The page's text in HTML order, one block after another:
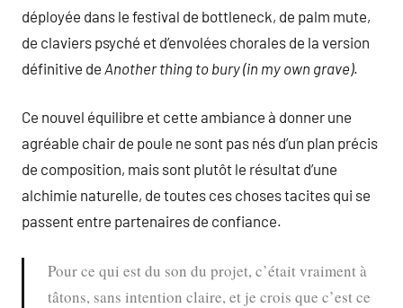
déployée dans le festival de bottleneck, de palm mute,
de claviers psyché et d’envolées chorales de la version
définitive de Another thing to bury (in my own grave).
Ce nouvel équilibre et cette ambiance à donner une
agréable chair de poule ne sont pas nés d’un plan précis
de composition, mais sont plutôt le résultat d’une
alchimie naturelle, de toutes ces choses tacites qui se
passent entre partenaires de confiance.
Pour ce qui est du son du projet, c’était vraiment à
tâtons, sans intention claire, et je crois que c’est ce